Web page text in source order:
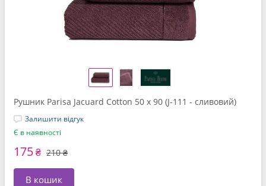
Рушник Parisa Jacuard Cotton 50 x 90 (J-111 - сливовий)
Залишити відгук
Є в наявності
175₴ 210 ₴
В кошик